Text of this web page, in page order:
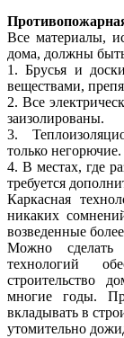
Все материалы,
дома, должны
1. Брусья и
веществами,
2. Все
заизолированы.
3.
только негорючие.
4. В местах, где
требуется
Каркасная
никаких
возведенные
Можно сделать
технологий
строительство
многие годы.
вкладывать в
утомительно